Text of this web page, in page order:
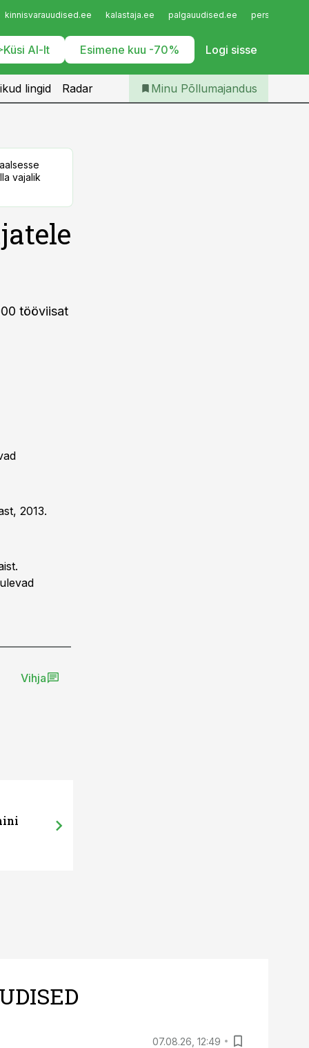
kinnisvarauudised.ee kalastaja.ee palgauudised.ee
Küsi AI-lt Esimene kuu -70% Logi sisse
Iseteenindus
Telli Põllumajandus
lingid Radar Minu Põllumajandus
vajalik
tööviisat
2013.
Vihja
07.08.26, 12:49